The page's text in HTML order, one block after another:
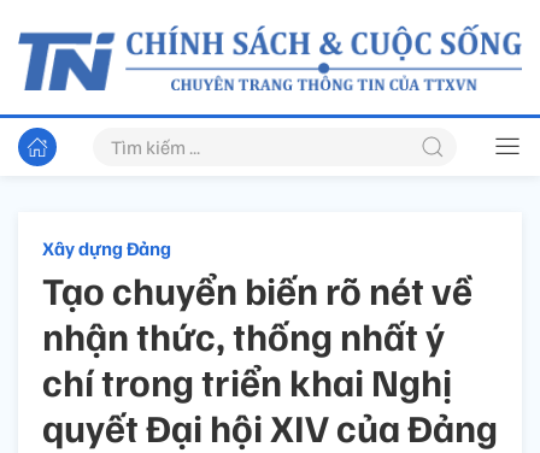
Xây dựng Đảng
Tạo chuyển biến rõ nét về
nhận thức, thống nhất ý
chí trong triển khai Nghị
quyết Đại hội XIV của Đảng